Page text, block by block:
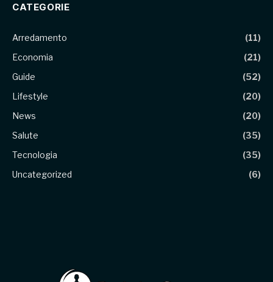
CATEGORIE
Arredamento
(11)
Economia
(21)
Guide
(52)
Lifestyle
(20)
News
(20)
Salute
(35)
Tecnologia
(35)
Uncategorized
(6)